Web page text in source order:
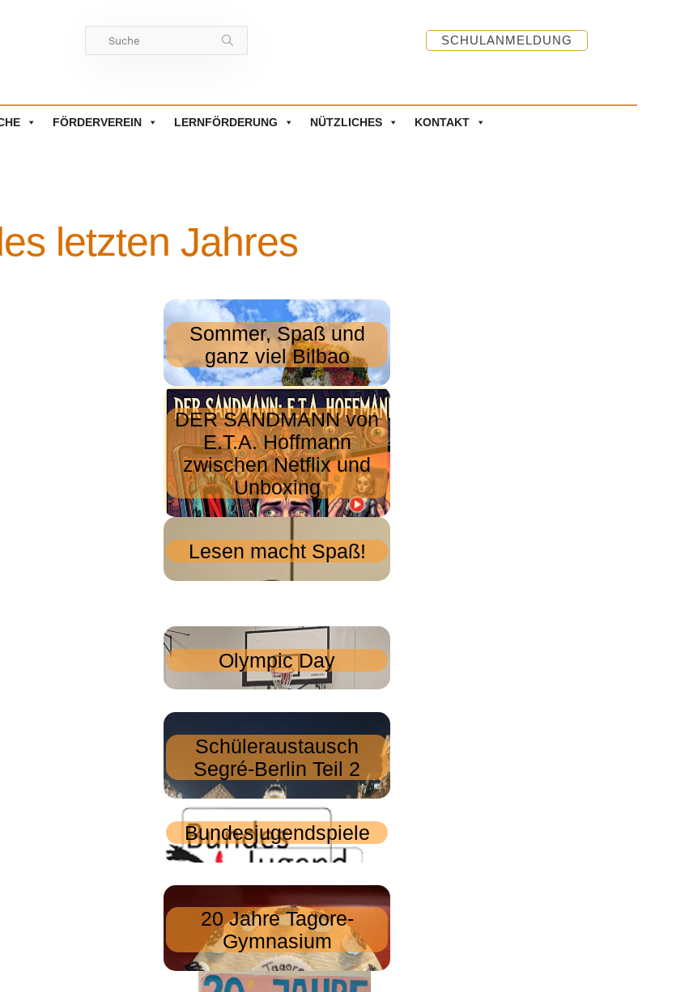
SCHULANMELDUNG
FÖRDERVEREIN LERNFÖRDERUNG NÜTZLICHES KONTAKT
letzten Jahres
Sommer, Spaß und
ganz viel Bilbao
DER SANDMANN von
E.T.A. Hoffmann
zwischen Netflix und
Unboxing
Lesen macht Spaß!
Olympic Day
Schüleraustausch
Segré-Berlin Teil 2
Bundesjugendspiele
20 Jahre Tagore-
Gymnasium